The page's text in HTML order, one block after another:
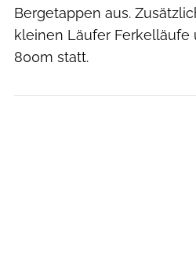
Bergetappen aus.
kleinen Läufer Ferkelläufe
800m statt.